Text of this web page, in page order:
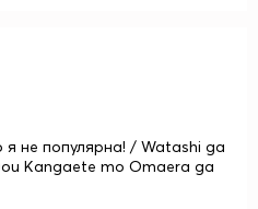
я не популярна! / Watashi ga
Kangaete mo Omaera ga